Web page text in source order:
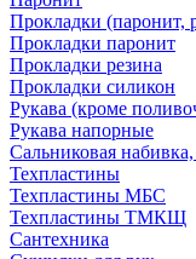
Прокладки (паронит,
Прокладки паронит
Прокладки резина
Прокладки силикон
Рукава (кроме
Рукава напорные
Сальниковая набивка,
Техпластины
Техпластины МБС
Техпластины ТМКЩ
Сантехника